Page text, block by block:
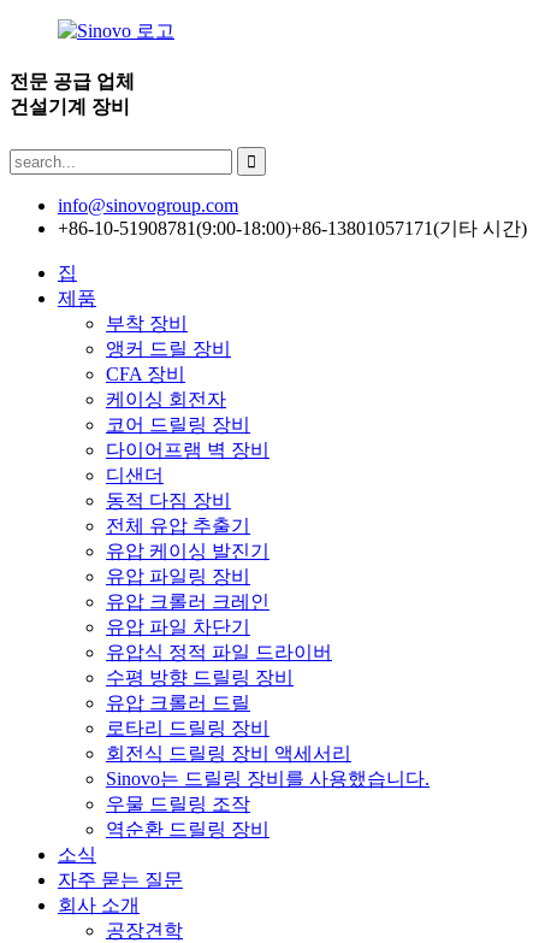
전문 공급 업체
건설기계 장비
info@sinovogroup.com
+86-10-51908781(9:00-18:00)+86-13801057171(기타 시간)
집
제품
부착 장비
앵커 드릴 장비
CFA 장비
케이싱 회전자
코어 드릴링 장비
다이어프램 벽 장비
디샌더
동적 다짐 장비
전체 유압 추출기
유압 케이싱 발진기
유압 파일링 장비
유압 크롤러 크레인
유압 파일 차단기
유압식 정적 파일 드라이버
수평 방향 드릴링 장비
유압 크롤러 드릴
로타리 드릴링 장비
회전식 드릴링 장비 액세서리
Sinovo는 드릴링 장비를 사용했습니다.
우물 드릴링 조작
역순환 드릴링 장비
소식
자주 묻는 질문
회사 소개
공장견학